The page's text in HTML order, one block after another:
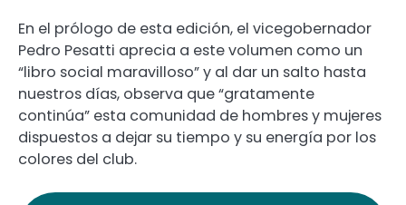
En el prólogo de esta edición, el vicegobernador
Pedro Pesatti aprecia a este volumen como un
“libro social maravilloso” y al dar un salto hasta
nuestros días, observa que “gratamente
continúa” esta comunidad de hombres y mujeres
dispuestos a dejar su tiempo y su energía por los
colores del club.